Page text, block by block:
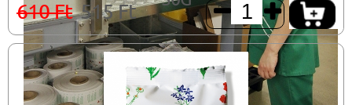
610 Ft 515 Ft  